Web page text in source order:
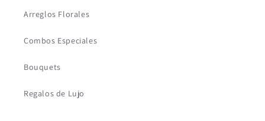
Arreglos Florales
Combos Especiales
Bouquets
Regalos de Lujo